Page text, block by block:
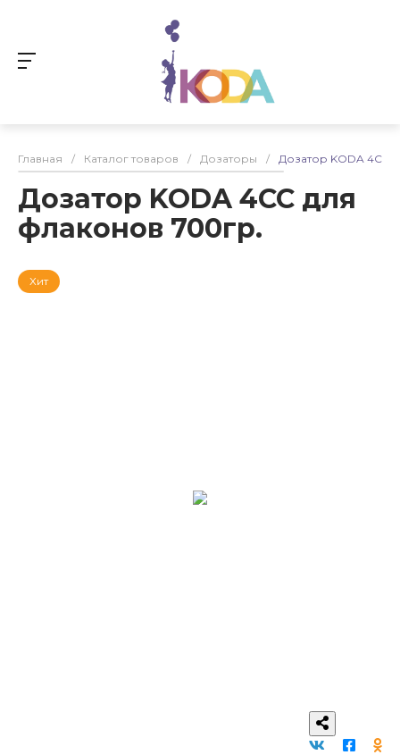
Главная / Каталог товаров / Дозаторы / Дозатор KODA 4СС
Дозатор KODA 4СС для
флаконов 700гр.
Хит